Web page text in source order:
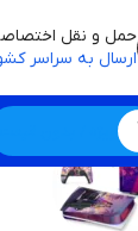
حمل و نقل
ارسال به سراسر